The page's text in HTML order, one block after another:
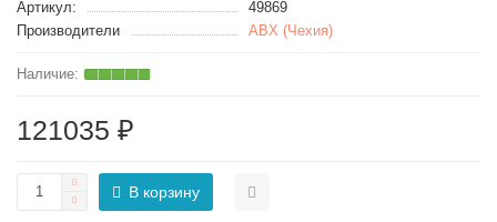
Артикул:
49869
Производители
ABX (Чехия)
121035 ₽
В корзину